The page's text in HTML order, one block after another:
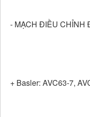
- MẠCH ĐIỀU CHỈNH
+ Basler: AVC63-7,